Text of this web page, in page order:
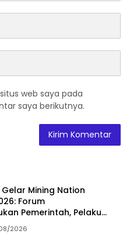
web saya pada
saya berikutnya.
Gelar Mining Nation
Forum
Pemerintah, Pelaku
Akademisi, dan
Mendukung
2026